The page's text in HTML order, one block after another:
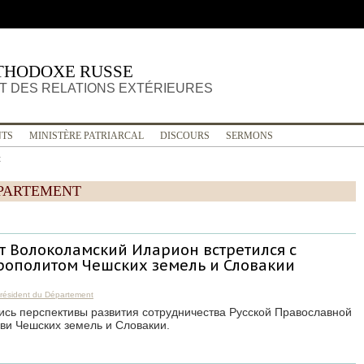
RUSSE
DES RELATIONS EXTÉRIEURES
MINISTÈRE PATRIARCAL DISCOURS SERMONS
Волоколамский Иларион встретился с
Чешских земель и Словакии
du Département
перспективы развития сотрудничества Русской Православной
Чешских земель и Словакии.